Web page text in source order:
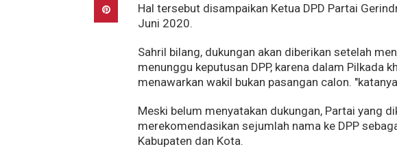
Hal tersebut disampaikan Ketua DPD Partai
Juni 2020.
Sahril bilang, dukungan akan diberikan setelah
menunggu keputusan DPP, karena dalam Pilkada
menawarkan wakil bukan pasangan calon.
Meski belum menyatakan dukungan, Partai yang
merekomendasikan sejumlah nama ke DPP
Kabupaten dan Kota.